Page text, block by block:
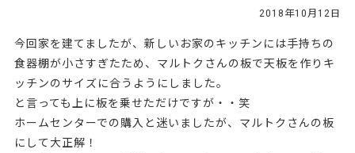
2018年10月12日
今回家を建てましたが、新しいお家のキッチンには手持ちの
食器棚が小さすぎたため、マルトクさんの板で天板を作りキ
ッチンのサイズに合うようにしました。
と言っても上に板を乗せただけですが・・笑
ホームセンターでの購入と迷いましたが、マルトクさんの板
にして大正解！